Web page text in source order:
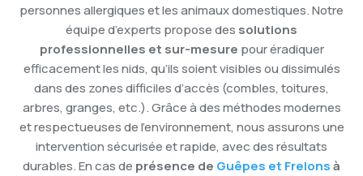
personnes allergiques et les animaux domestiques. Notre
équipe d’experts propose des solutions
professionnelles et sur-mesure pour éradiquer
efficacement les nids, qu’ils soient visibles ou dissimulés
dans des zones difficiles d’accès (combles, toitures,
arbres, granges, etc.). Grâce à des méthodes modernes
et respectueuses de l’environnement, nous assurons une
intervention sécurisée et rapide, avec des résultats
durables. En cas de présence de Guêpes et Frelonsà